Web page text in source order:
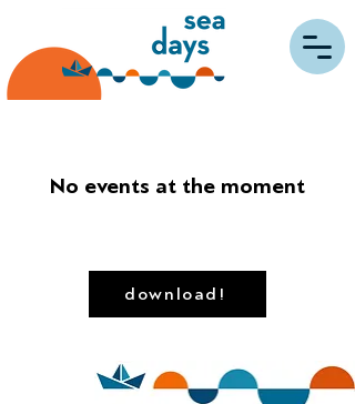
No events at the moment
download!